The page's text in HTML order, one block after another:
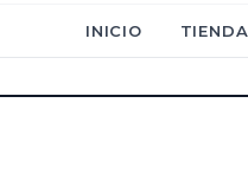
INICIO TIENDA